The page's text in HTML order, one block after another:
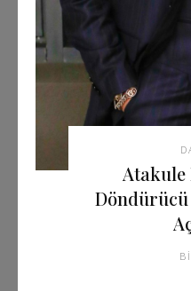
Atakule
Döndürücü